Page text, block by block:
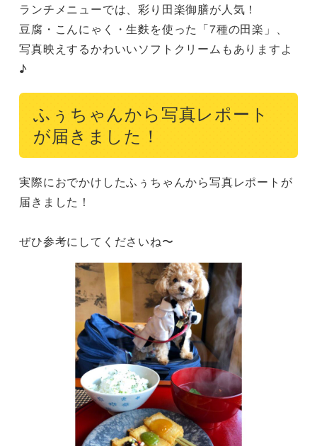
ランチメニューでは、彩り田楽御膳が人気！
豆腐・こんにゃく・生麩を使った「7種の田楽」、
写真映えするかわいいソフトクリームもありますよ
♪
ふぅちゃんから写真レポート
が届きました！
実際におでかけしたふぅちゃんから写真レポートが
届きました！
ぜひ参考にしてくださいね〜